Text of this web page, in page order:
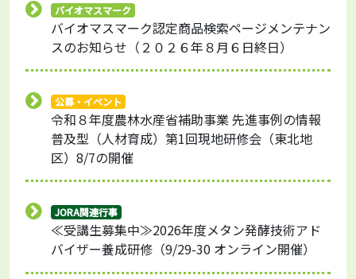
バイオマスマーク
バイオマスマーク認定商品検索ページメンテナン
スのお知らせ（２０２６年８月６日終日）
公募・イベント
令和８年度農林水産省補助事業 先進事例の情報
普及型（人材育成）第1回現地研修会（東北地
区）8/7の開催
JORA関連行事
≪受講生募集中≫2026年度メタン発酵技術アド
バイザー養成研修（9/29-30 オンライン開催）